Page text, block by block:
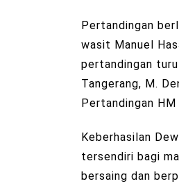
Pertandingan
wasit Manuel
pertandingan
Tangerang, M.
Pertandingan HM
Keberhasilan
tersendiri bagi
bersaing dan